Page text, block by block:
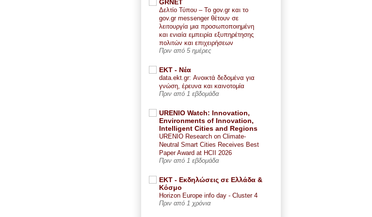
GRNET
Δελτίο Τύπου – Το gov.gr και το
gov.gr messenger θέτουν σε
λειτουργία μια προσωποποιημένη
και ενιαία εμπειρία εξυπηρέτησης
πολιτών και επιχειρήσεων
Πριν από 5 ημέρες
ΕΚΤ - Nέα
data.ekt.gr: Ανοικτά δεδομένα για
γνώση, έρευνα και καινοτομία
Πριν από 1 εβδομάδα
URENIO Watch: Innovation,
Environments of Innovation,
Intelligent Cities and Regions
URENIO Research on Climate-
Neutral Smart Cities Receives Best
Paper Award at HCII 2026
Πριν από 1 εβδομάδα
ΕΚΤ - Εκδηλώσεις σε Ελλάδα &
Κόσμο
Horizon Europe info day - Cluster 4
Πριν από 1 χρόνια